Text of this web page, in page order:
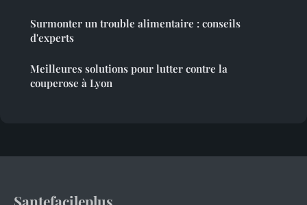
Surmonter un trouble alimentaire : conseils
d'experts
Meilleures solutions pour lutter contre la
couperose à Lyon
Santefacileplus